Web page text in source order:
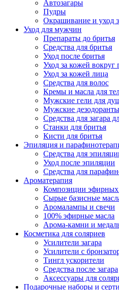
Автозагары
Пудры
Окрашивание и уход
Уход для мужчин
Препараты до бритья
Средства для бритья
Уход после бритья
Уход за кожей вокруг
Уход за кожей лица
Средства для волос
Кремы и масла для
Мужские гели для
Мужские дезодоранты
Средства для загара
Станки для бритья
Кисти для бритья
Эпиляция и
Средства для
Уход после эпиляции
Средства для
Ароматерапия
Композиции эфирных
Сырые базисные
Аромалампы и свечи
100% эфирные масла
Арома-камни и
Косметика для соляриев
Усилители загара
Усилители с
Тингл ускорители
Средства после загара
Аксессуары для
Подарочные наборы и